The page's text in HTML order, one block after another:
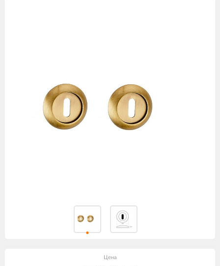
Цена